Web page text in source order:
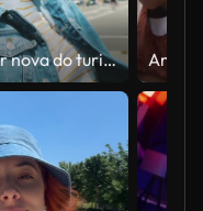
Mulher nova do turista em Barcelona.